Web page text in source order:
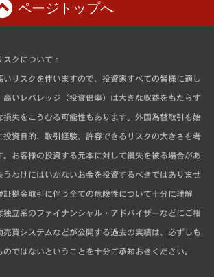
ページトップへ
クについて：
リスクを伴いますので、投資家すべての皆様に適し
高いレバレッジ（投資倍率）は大きな収益をもたらす
失をこうむる可能性もあります。外国為替取引を始
投資目的、取引経験、許容できるリスクの大きさを考
お客様の投資する元本に対して損失を被る場合があ
うわけにはいかないお金を投資するべきではありませ
拠金取引に伴う全ての危険性について十分に理解
独立系のファイナンシャル・アドバイザーなどにご相
買システムなどが公開する過去の実績は、必ずしも
ではないということを十分ご承知おきください。